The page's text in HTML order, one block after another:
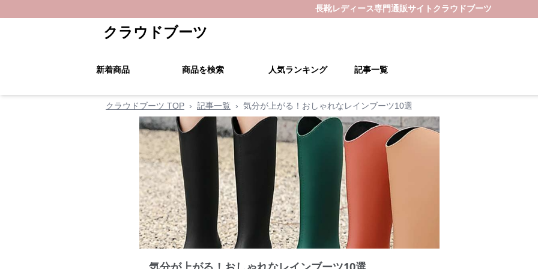
長靴レディース専門通販サイト クラウドブーツ
クラウドブーツ
新着商品 商品を検索 人気ランキング 記事一覧
クラウドブーツ TOP › 記事一覧 › 気分が上がる！おしゃれなレインブーツ10選